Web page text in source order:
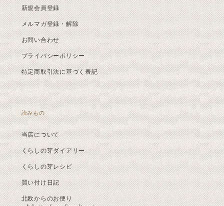
新規会員登録
メルマガ登録・解除
お問い合わせ
プライバシーポリシー
特定商取引法に基づく表記
読みもの
当店について
くらしの芽ダイアリー
くらしの芽レシピ
買い付け日記
北欧からのお便り